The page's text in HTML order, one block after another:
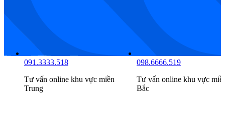
091.3333.518
Tư vấn online khu vực miền
Trung
098.6666.519
Tư vấn online khu vực
Bắc